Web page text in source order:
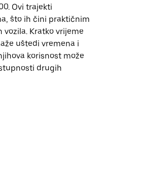
Ovi trajekti
što ih čini praktičnim
Kratko vrijeme
uštedi vremena i
korisnost može
drugih